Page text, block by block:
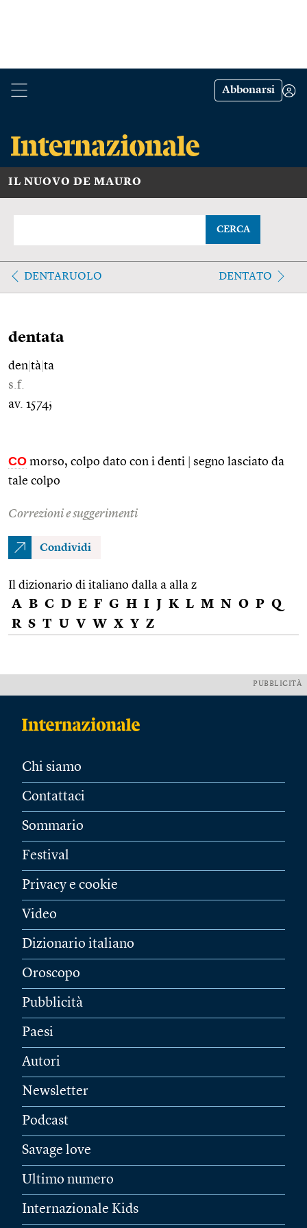
Abbonarsi
IL NUOVO DE MAURO
CERCA
DENTARUOLO DENTATO
dentata
den tà ta
s.f.
av. 1574;
CO morso, colpo dato con i denti
segno lasciato da
tale colpo
Correzioni e suggerimenti
Condividi
Il dizionario di italiano dalla a alla z
A B C D E F G H I J K L M N O P Q
R S T U V W X Y Z
PUBBLICITÀ
Chi siamo
Contattaci
Sommario
Festival
Privacy e cookie
Video
Dizionario italiano
Oroscopo
Pubblicità
Paesi
Autori
Newsletter
Podcast
Savage love
Ultimo numero
Internazionale Kids